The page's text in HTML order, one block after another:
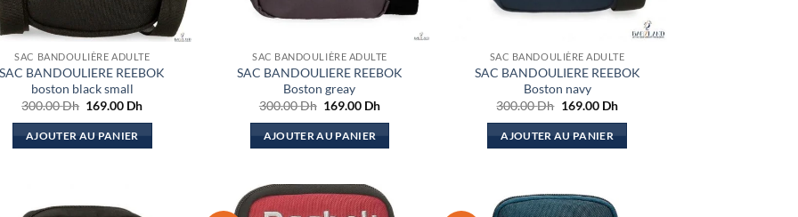
SAC BANDOULIÈRE ADULTE
SAC BANDOULIERE REEBOK
boston black small
300.00Dh Le
initial
était :
169.00 DhLe
AJOUTER AU PANIER
SAC BANDOULIÈRE ADULTE
SAC BANDOULIERE REEBOK
Boston greay
300.00Dh Le
initial
était :
169.00 DhLe
AJOUTER AU PANIER
SAC BANDOULIÈRE ADULTE
SAC BANDOULIERE REEBOK
Boston navy
300.00Dh Le
initial
était :
169.00 DhLe
AJOUTER AU PANIER